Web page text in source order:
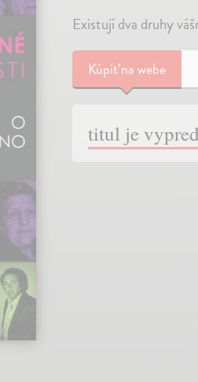
Existují dva druhy
Kúpiťna webe
titul je